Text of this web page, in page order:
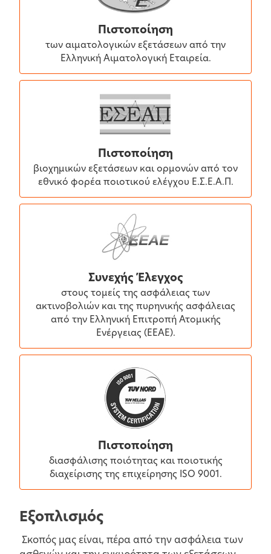
Πιστοποίηση
των αιματολογικών εξετάσεων από την
Ελληνική Αιματολογική Εταιρεία.
Πιστοποίηση
βιοχημικών εξετάσεων και ορμονών από τον
εθνικό φορέα ποιοτικού ελέγχου Ε.Σ.Ε.Α.Π.
Συνεχής Έλεγχος
στους τομείς της ασφάλειας των
ακτινοβολιών και της πυρηνικής ασφάλειας
από την Ελληνική Επιτροπή Ατομικής
Ενέργειας (ΕΕΑΕ).
Πιστοποίηση
διασφάλισης ποιότητας και ποιοτικής
διαχείρισης της επιχείρησης ISO 9001.
Εξοπλισμός
Σκοπός μας είναι, πέρα από την ασφάλεια των